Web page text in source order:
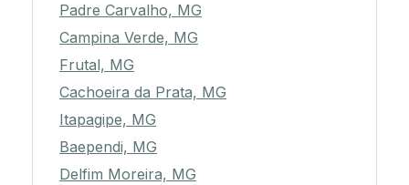
Padre Carvalho, MG
Campina Verde, MG
Frutal, MG
Cachoeira da Prata, MG
Itapagipe, MG
Baependi, MG
Delfim Moreira, MG